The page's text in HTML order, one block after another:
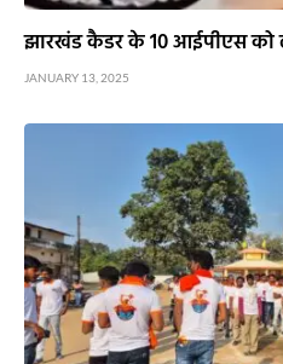
झारखंड कैडर के 10 आईपीएस को
JANUARY 13, 2025